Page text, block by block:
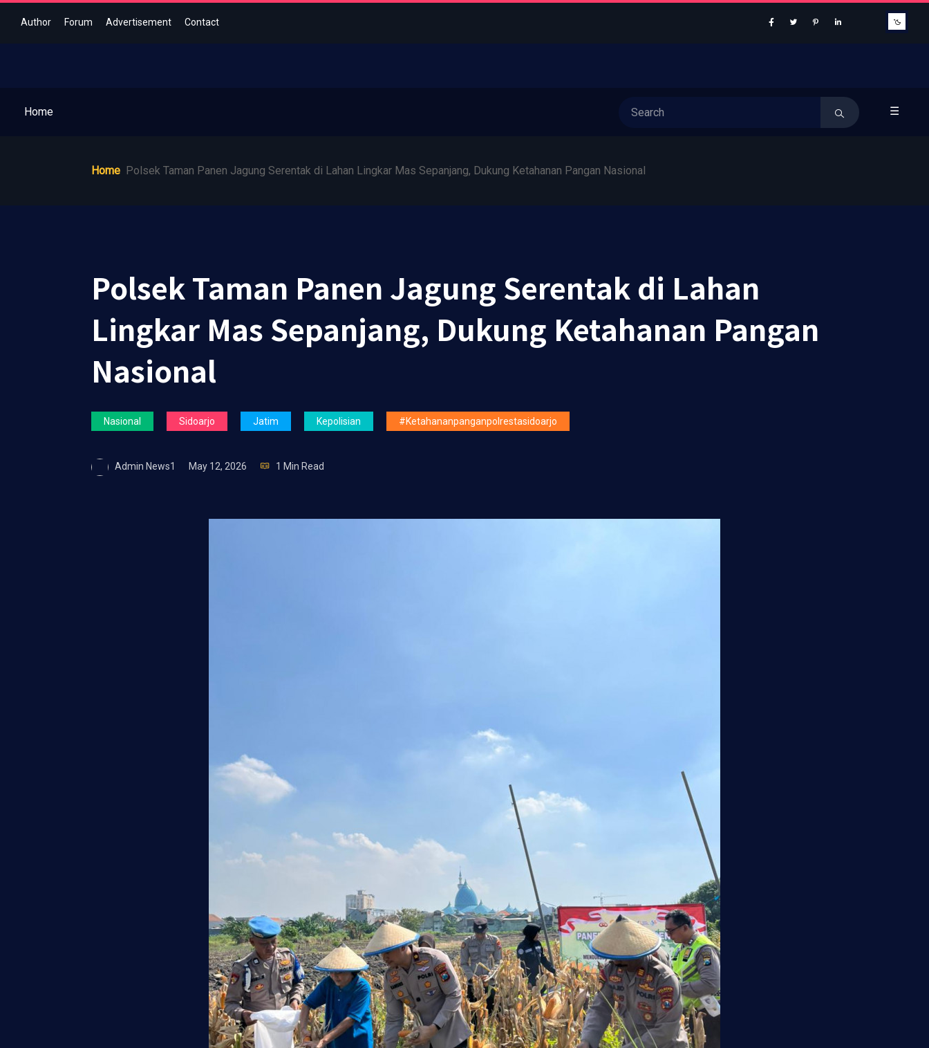
Author Forum Advertisement Contact
Home ☰
Home Polsek Taman Panen Jagung Serentak di Lahan Lingkar Mas Sepanjang, Dukung Ketahanan Pangan Nasional
Polsek Taman Panen Jagung Serentak di Lahan
Lingkar Mas Sepanjang, Dukung Ketahanan Pangan
Nasional
Nasional Sidoarjo Jatim Kepolisian #ketahananpanganpolrestasidoarjo
Admin News1 May 12, 2026 1 Min Read